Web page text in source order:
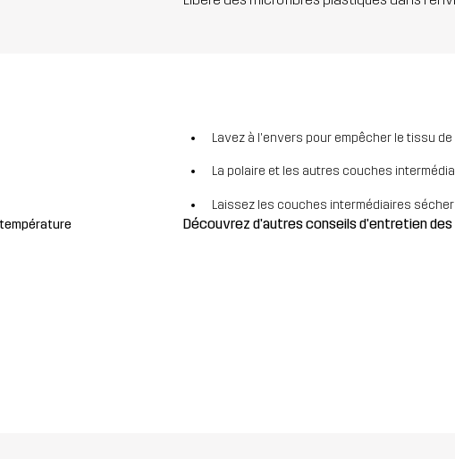
Lavez à l'envers pour empêcher le tissu
La polaire et les autres couches
Laissez les couches intermédiaires sécher
Découvrez d'autres conseils d'entretien